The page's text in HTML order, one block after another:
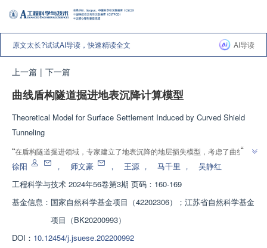
原文太长?试试AI导读，快速精读全文 AI导读
上一篇 | 下一篇
曲线盾构隧道掘进地表沉降计算模型
Theoretical Model for Surface Settlement Induced by Curved Shield
Tunneling
“在盾构隧道掘进领域，专家建立了地表沉降的地层损失模型，考虑了曲线隧
道的非对称性，为预测地表沉降提供了更准确的计算模型。 ”
”
徐阳 ， 师文豪 ， 王源 ， 马千里 ，
吴静红
工程科学与技术 2024年56卷第3期 页码：160-169
基金信息： 国家自然科学基金项目（42202306）；江苏省自然科学基金
项目（BK20200993）
DOI： 10.12454/j.jsuese.202200992